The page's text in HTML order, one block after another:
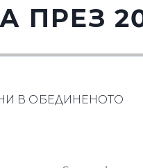
ПРЕЗ
В ОБЕДИНЕНОТО
Яхти